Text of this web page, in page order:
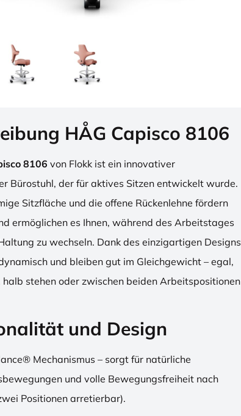
HÅG Capisco 8106
8106 von Flokk ist ein innovativer
Bürostuhl, der für aktives Sitzen entwickelt wurde.
Sitzfläche und die offene Rückenlehne fördern
ermöglichen es Ihnen, während des Arbeitstages
zu wechseln. Dank des einzigartigen Designs
und bleiben gut im Gleichgewicht – egal,
halb stehen oder zwischen beiden Arbeitspositionen
und Design
Mechanismus – sorgt für natürliche
und volle Bewegungsfreiheit nach
Positionen arretierbar).